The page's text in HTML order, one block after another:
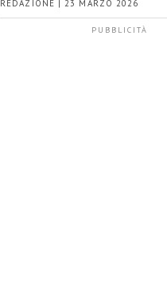
REDAZIONE | 23 MARZO 2026